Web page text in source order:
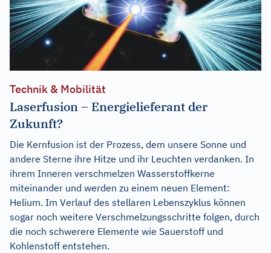
Technik & Mobilität
Laserfusion – Energielieferant der
Zukunft?
Die Kernfusion ist der Prozess, dem unsere Sonne und
andere Sterne ihre Hitze und ihr Leuchten verdanken. In
ihrem Inneren verschmelzen Wasserstoffkerne
miteinander und werden zu einem neuen Element:
Helium. Im Verlauf des stellaren Lebenszyklus können
sogar noch weitere Verschmelzungsschritte folgen, durch
die noch schwerere Elemente wie Sauerstoff und
Kohlenstoff entstehen.